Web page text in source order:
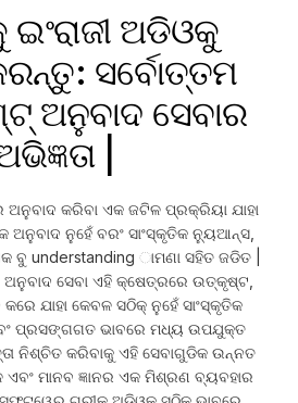
ଅଡିଓକୁ
ସର୍ବୋତ୍ତମ
ଅନୁବାଦ ସେବାର
|
ଅନୁବାଦ କରିବା ଏକ ଜଟିଳ ପ୍ରକ୍ରିୟା ଯାହା
ନୁହେଁ ବରଂ ସାଂସ୍କୃତିକ ନ୍ୟୁଆନ୍ସ,
ବୁ understanding ାମଣା ସହିତ ଜଡିତ |
ସେବା ଏହି କ୍ଷେତ୍ରରେ ଉତ୍କୃଷ୍ଟ,
ଯାହା କେବଳ ସଠିକ୍ ନୁହେଁ ସାଂସ୍କୃତିକ
ପ୍ରସଙ୍ଗଗତ ଭାବରେ ମଧ୍ୟ ଉପଯୁକ୍ତ
ନିଶ୍ଚିତ କରିବାକୁ ଏହି ସେବାଗୁଡିକ ଉନ୍ନତ
ଏବଂ ମାନବ ଜ୍ଞାନର ଏକ ମିଶ୍ରଣ ବ୍ୟବହାର